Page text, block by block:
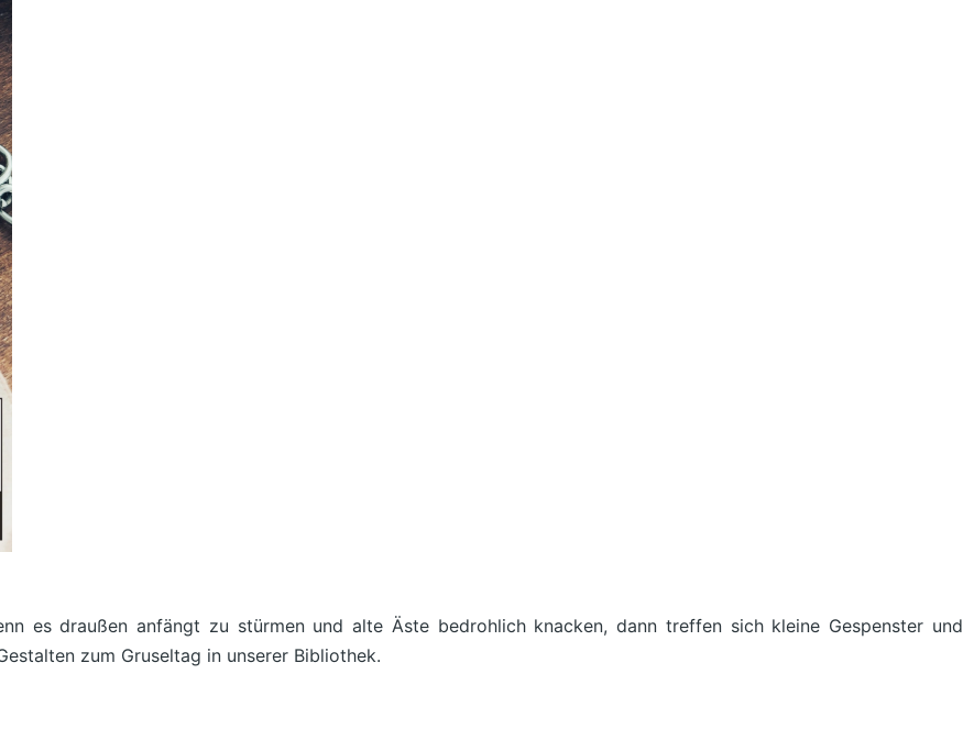
es draußen anfängt zu stürmen und alte Äste bedrohlich knacken, dann treffen sich kleine Gespenster und
zum Gruseltag in unserer Bibliothek.